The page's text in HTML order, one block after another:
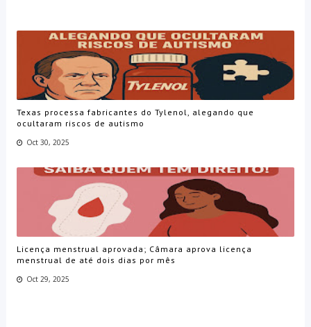
Texas processa fabricantes do Tylenol, alegando que
ocultaram riscos de autismo
Oct 30, 2025
Licença menstrual aprovada; Câmara aprova licença
menstrual de até dois dias por mês
Oct 29, 2025